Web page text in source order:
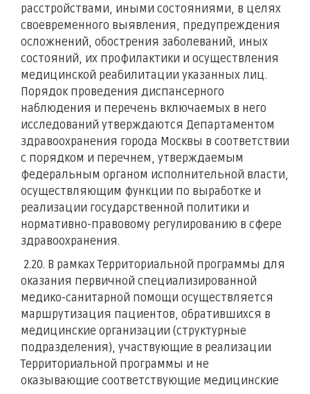
расстройствами, иными состояниями, в целях
своевременного выявления, предупреждения
осложнений, обострения заболеваний, иных
состояний, их профилактики и осуществления
медицинской реабилитации указанных лиц.
Порядок проведения диспансерного
наблюдения и перечень включаемых в него
исследований утверждаются Департаментом
здравоохранения города Москвы в соответствии
с порядком и перечнем, утверждаемым
федеральным органом исполнительной власти,
осуществляющим функции по выработке и
реализации государственной политики и
нормативно-правовому регулированию в сфере
здравоохранения.
2.20. В рамках Территориальной программы для
оказания первичной специализированной
медико-санитарной помощи осуществляется
маршрутизация пациентов, обратившихся в
медицинские организации (структурные
подразделения), участвующие в реализации
Территориальной программы и не
оказывающие соответствующие медицинские